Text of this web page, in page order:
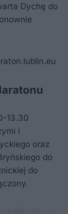
Dychę do
13.30
i
oraz
do
do